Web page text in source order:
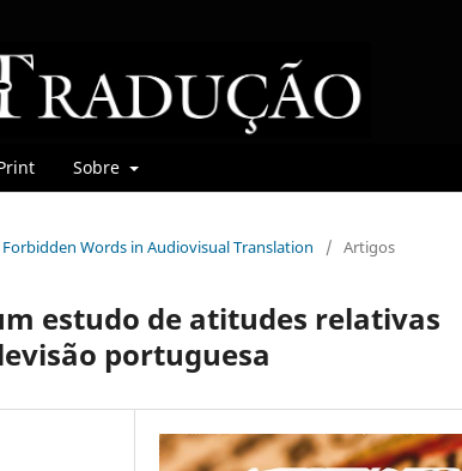
Sobre
Forbidden Words in Audiovisual Translation / Artigos
estudo de atitudes relativas
portuguesa